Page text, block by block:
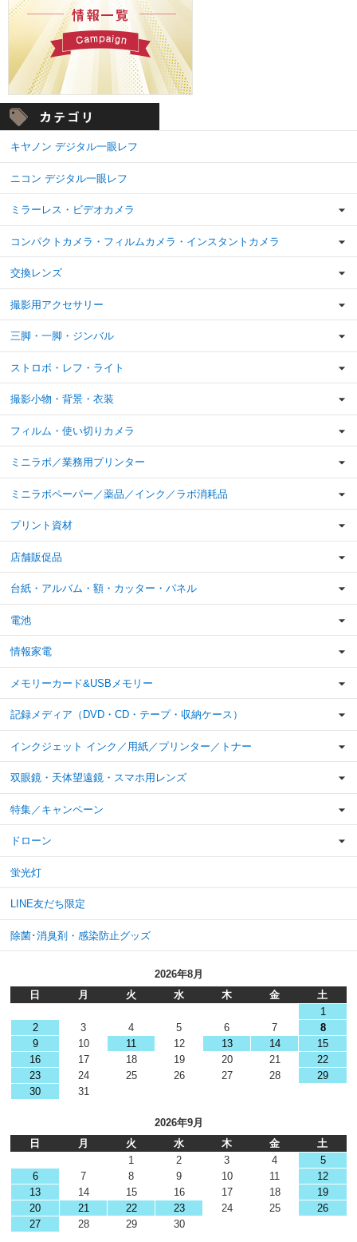
キヤノン デジタル一眼レフ
ニコン デジタル一眼レフ
ミラーレス・ビデオカメラ
コンパクトカメラ・フィルムカメラ・インスタントカメラ
交換レンズ
撮影用アクセサリー
三脚・一脚・ジンバル
ストロボ・レフ・ライト
撮影小物・背景・衣装
フィルム・使い切りカメラ
ミニラボ／業務用プリンター
ミニラボペーパー／薬品／インク／ラボ消耗品
プリント資材
店舗販促品
台紙・アルバム・額・カッター・パネル
電池
情報家電
メモリーカード&USBメモリー
記録メディア（DVD・CD・テープ・収納ケース）
インクジェット インク／用紙／プリンター／トナー
双眼鏡・天体望遠鏡・スマホ用レンズ
特集／キャンペーン
ドローン
蛍光灯
LINE友だち限定
除菌･消臭剤・感染防止グッズ
2026年8月
日
月 火 水 木 金
土
1
2
3 4 5 6 7
8
9
10 11 12 13 14
15
16
17 18 19 20 21
22
23
24 25 26 27 28
29
30
31
2026年9月
日
月 火 水 木 金
土
1
2 3 4
5
6
7 8 9 10 11
12
13
14 15 16 17 18
19
20
21 22 23 24 25
26
27
28 29 30